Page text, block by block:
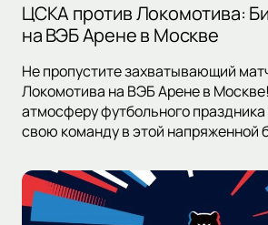
ЦСКА против Локомотива:
на ВЭБ Арене в Москве
Не пропустите захватывающий
Локомотива на ВЭБ Арене в
атмосферу футбольного
свою команду в этой напряженной